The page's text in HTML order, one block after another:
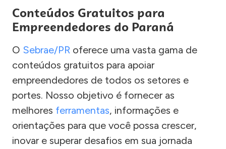
Conteúdos Gratuitos para
Empreendedores do Paraná
O Sebrae/PR oferece uma vasta gama de
conteúdos gratuitos para apoiar
empreendedores de todos os setores e
portes. Nosso objetivo é fornecer as
melhores ferramentas, informações e
orientações para que você possa crescer,
inovar e superar desafios em sua jornada